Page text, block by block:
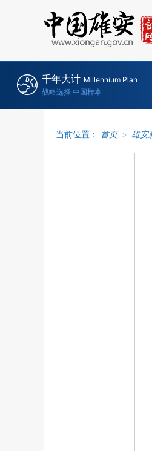
千年大计 Millennium Plan
战略选择 中国样本
当前位置： 首页 > 雄安